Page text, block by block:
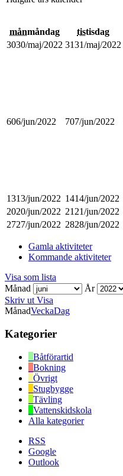
månmåndag tistisdag
3030/maj/2022 3131/maj/2022
606/jun/2022 707/jun/2022
1313/jun/2022 1414/jun/2022
2020/jun/2022 21 21/jun/2022
2727/jun/2022 2828/jun/2022
Gamla aktiviteter
Kommande aktiviteter
Visa som lista
Månad
År
Skriv ut Visa
MånadVeckaDag
Kategorier
Båtförartid
Bokning
Övrigt
Stugbygge
Tävling
Vattenskidskola
Alla kategorier
RSS
Google
Outlook